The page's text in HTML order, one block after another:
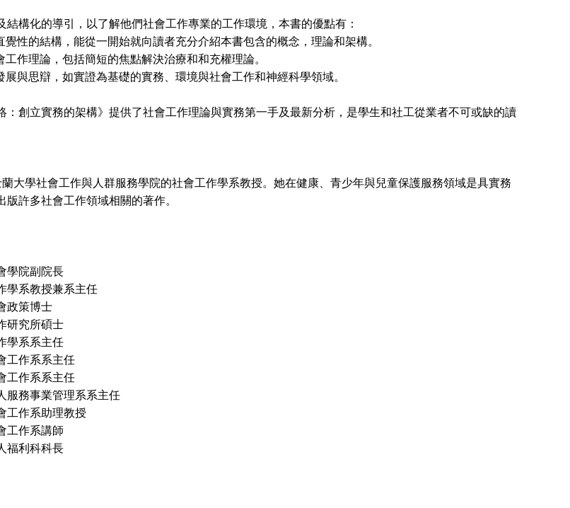
構化的導引，以了解他們社會工作專業的工作環境，本書的優點有：
的結構，能從一開始就向讀者充分介紹本書包含的概念，理論和架構。
理論，包括簡短的焦點解決治療和和充權理論。
思辯，如實證為基礎的實務、環境與社會工作和神經科學領域。
創立實務的架構》提供了社會工作理論與實務第一手及最新分析，是學生和社工從業者不可或缺的讀
大學社會工作與人群服務學院的社會工作學系教授。她在健康、青少年與兒童保護服務領域是具實務
許多社會工作領域相關的著作。
學院副院長
系教授兼系主任
政策博士
究所碩士
學系系主任
作系系主任
作系系主任
事業管理系系主任
作系助理教授
作系講師
利科科長